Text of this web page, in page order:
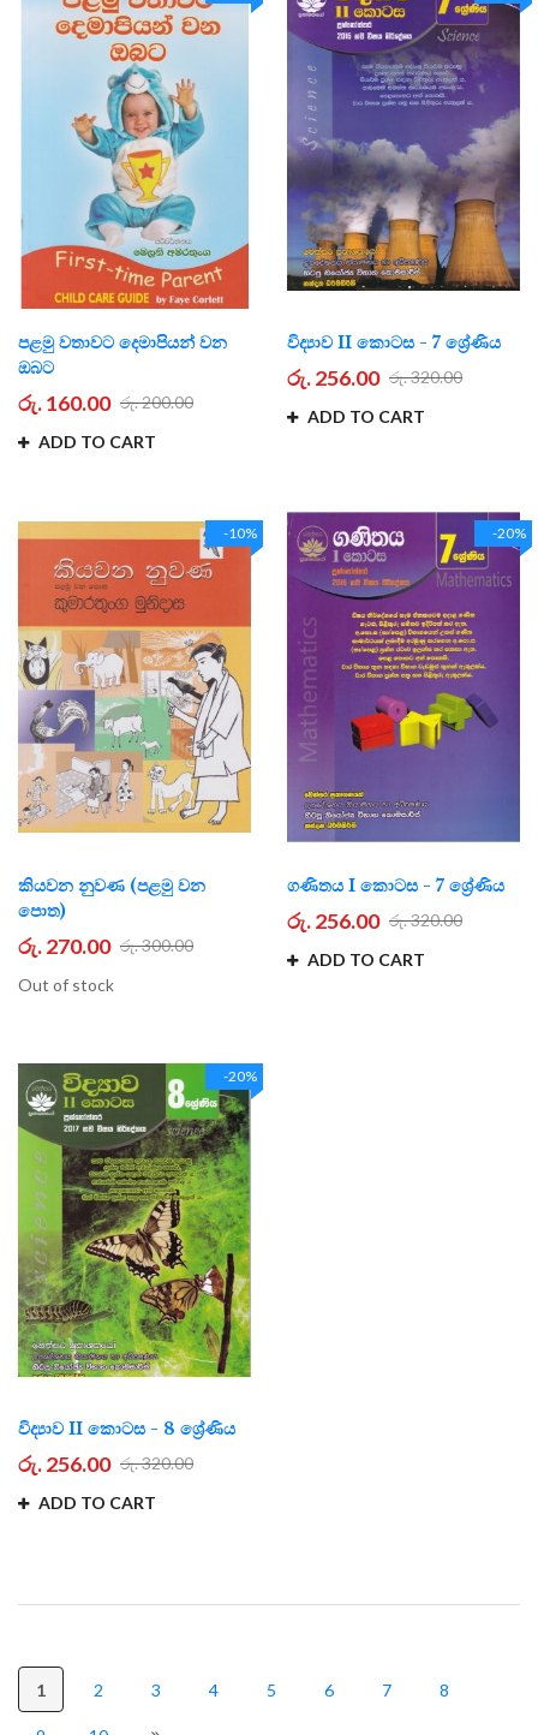
පළමු වතාවට දෙමාපියන් වන
ඔබට
රු. 160.00 රු. 200.00
ADD TO CART
විද්‍යාව II කොටස - 7 ශ්‍රේණිය
රු. 256.00 රු. 320.00
ADD TO CART
-10%
කියවන නුවණ (පළමු වන
පොත)
රු. 270.00 රු. 300.00
Out of stock
-20%
ගණිතය I කොටස - 7 ශ්‍රේණිය
රු. 256.00 රු. 320.00
ADD TO CART
-20%
විද්‍යාව II කොටස - 8 ශ්‍රේණිය
රු. 256.00 රු. 320.00
ADD TO CART
1 2 3 4 5 6 7 8